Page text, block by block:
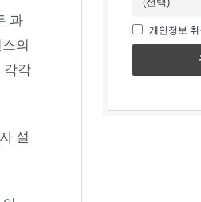
과
의
각각
설
개인정보